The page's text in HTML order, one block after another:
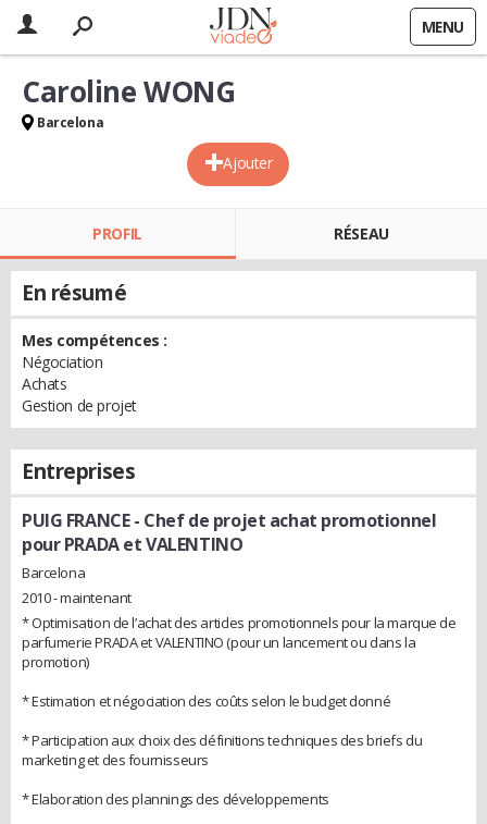
MENU
Ajouter
Caroline WONG
Barcelona
PROFIL RÉSEAU
En résumé
Mes compétences :
Négociation
Achats
Gestion de projet
Entreprises
PUIG FRANCE- Chef de projet achat promotionnel
pour PRADA et VALENTINO
Barcelona
2010 - maintenant
* Optimisation de l’achat des articles promotionnels pour la marque de
parfumerie PRADA et VALENTINO (pour un lancement ou dans la
promotion)
* Estimation et négociation des coûts selon le budget donné
* Participation aux choix des définitions techniques des briefs du
marketing et des fournisseurs
* Elaboration des plannings des développements